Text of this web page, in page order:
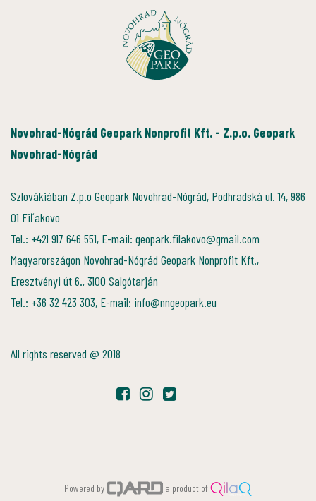
Novohrad-Nógrád Geopark Nonprofit Kft. - Z.p.o. Geopark
Novohrad-Nógrád
Szlovákiában Z.p.o Geopark Novohrad-Nógrád, Podhradská ul. 14, 986
01 Fiľakovo
Tel.: +421 917 646 551, E-mail: geopark.filakovo@gmail.com
Magyarországon Novohrad-Nógrád Geopark Nonprofit Kft.,
Eresztvényi út 6., 3100 Salgótarján
Tel.: +36 32 423 303, E-mail: info@nngeopark.eu
All rights reserved @ 2018
Powered by a product of